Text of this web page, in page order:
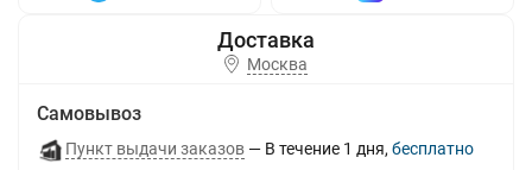
Москва
Самовывоз
Пункт выдачи заказов В течение 1 дня Бесплатно